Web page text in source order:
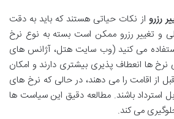
رزرو از نکات حیاتی هستند که باید به دقت
و تغییر رزرو ممکن است بسته به نوع نرخ
می کنید (وب سایت هتل، آژانس های
نرخ ها انعطاف پذیری بیشتری دارند و امکان
از اقامت را می دهند، در حالی که نرخ های
استرداد باشند. مطالعه دقیق این سیاست ها
می کند.